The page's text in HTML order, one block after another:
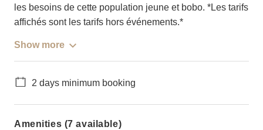
les besoins de cette population jeune et bobo. *Les tarifs
affichés sont les tarifs hors événements.*
Show more
2 days minimum booking
Amenities (7 available)